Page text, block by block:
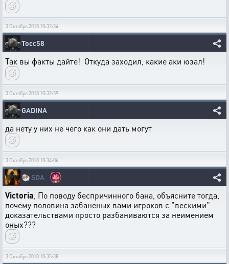
3 Октября 2018 10:32:34
Тосс58
Так вы факты дайте! Откуда заходил, какие аки юзал!
3 Октября 2018 10:32:59
GADINA
да нету у них не чего как они дать могут
3 Октября 2018 10:34:06
🐏SDA
Victoria , По поводу беспричинного бана, объясните тогда,
почему половина забаненых вами игроков с "вескими"
доказательствами просто разбаниваются за неимением
оных???
3 Октября 2018 10:35:38